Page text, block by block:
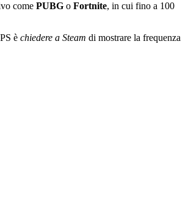
come PUBG o Fortnite, in cui fino a 100
è chiedere a Steam di mostrare la frequenza